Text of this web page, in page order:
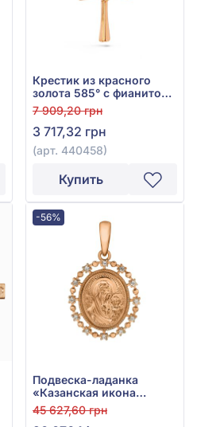
Крестик из красного
золота 585° с фианитом,
арт. 440458
7 909,20 грн
3 717,32 грн
(арт. 440458)
Купить
-56%
Подвеска-ладанка
«Казанская икона
Божией Матери» из
красного золота 585° с
45 627,60 грн